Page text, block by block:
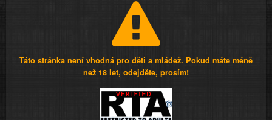
Táto stránka není vhodná pro děti a mládež. Pokud máte méně
než 18 let, odejděte, prosím!